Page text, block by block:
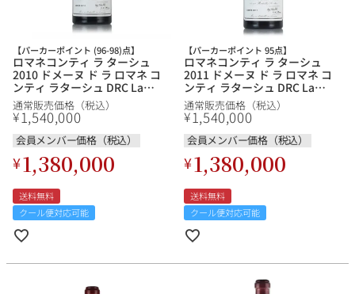
【パーカーポイント (96-98)点】
ロマネコンティ ラ ターシュ
2010 ドメーヌ ド ラ ロマネ コ
ンティ ラターシュ DRC La
Tache フランス ブルゴーニュ
赤ワイン
通常販売価格（税込）
¥1,540,000
会員メンバー価格（税込）
¥1,380,000
送料無料
クール便対応可能
【パーカーポイント 95点】
ロマネコンティ ラ ターシュ
2011 ドメーヌ ド ラ ロマネ コ
ンティ ラターシュ DRC La
Tache フランス ブルゴーニュ
赤ワイン
通常販売価格（税込）
¥1,540,000
会員メンバー価格（税込）
¥1,380,000
送料無料
クール便対応可能